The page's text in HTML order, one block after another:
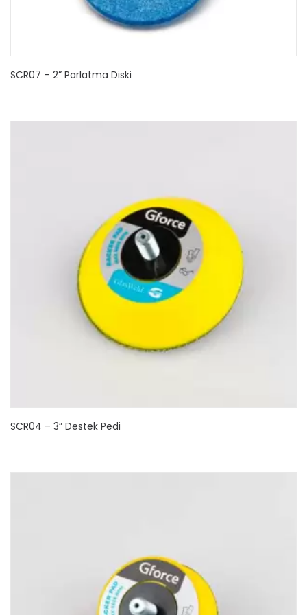
SCR07 – 2” Parlatma Diski
SCR04 – 3” Destek Pedi